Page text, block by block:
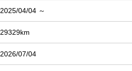
2025/04/04 ～
29329km
2026/07/04